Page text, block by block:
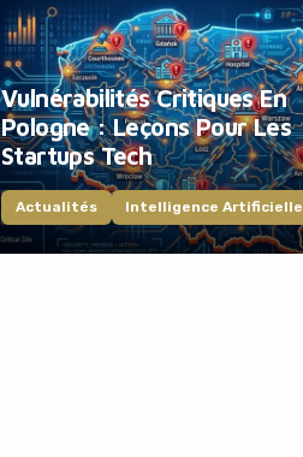
Vulnérabilités Critiques En
Pologne : Leçons Pour Les
Startups Tech
Actualités Intelligence Artificielle